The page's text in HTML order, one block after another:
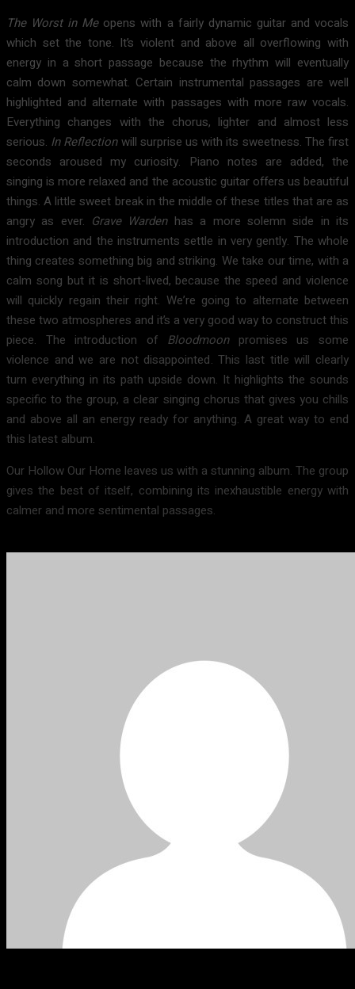
The Worst in Meopens with a fairly dynamic guitar and vocals
which set the tone. It’s violent and above all overflowing with
energy in a short passage because the rhythm will eventually
calm down somewhat. Certain instrumental passages are well
highlighted and alternate with passages with more raw vocals.
Everything changes with the chorus, lighter and almost less
serious. In Reflectionwill surprise us with its sweetness. The first
seconds aroused my curiosity. Piano notes are added, the
singing is more relaxed and the acoustic guitar offers us beautiful
things. A little sweet break in the middle of these titles that are as
angry as ever. Grave Wardenhas a more solemn side in its
introduction and the instruments settle in very gently. The whole
thing creates something big and striking. We take our time, with a
calm song but it is short-lived, because the speed and violence
will quickly regain their right. We’re going to alternate between
these two atmospheres and it’s a very good way to construct this
piece. The introduction of Bloodmoonpromises us some
violence and we are not disappointed. This last title will clearly
turn everything in its path upside down. It highlights the sounds
specific to the group, a clear singing chorus that gives you chills
and above all an energy ready for anything. A great way to end
this latest album.
Our Hollow Our Home leaves us with a stunning album. The group
gives the best of itself, combining its inexhaustible energy with
calmer and more sentimental passages.